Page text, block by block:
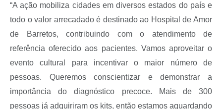
“A ação mobiliza cidades em diversos estados do país e
todo o valor arrecadado é destinado ao Hospital de Amor
de Barretos, contribuindo com o atendimento de
referência oferecido aos pacientes. Vamos aproveitar o
evento cultural para incentivar o maior número de
pessoas. Queremos conscientizar e demonstrar a
importância do diagnóstico precoce. Mais de 300
pessoas já adquiriram os kits, então estamos aguardando